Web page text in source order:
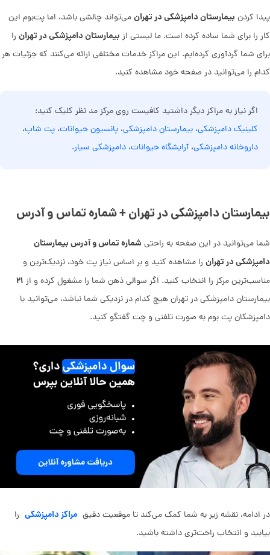
پیدا کردن بیمارستان دامپزشکی در تهرانمی‌تواند چالشی باشد، اما پت‌بوم این
کار را برای شما ساده کرده است. ما لیستی از بیمارستان دامپزشکی در تهران را
برای شما گردآوری کرده‌ایم. این مراکز خدمات مختلفی ارائه می‌کنند که جزئیات هر
کدام را می‌توانید در صفحه خود مشاهده کنید.
اگر نیاز به مراکز دیگر داشتید کافیست روی مرکز مد نظر کلیک کنید:
کلینیک دامپزشکی، بیمارستان دامپزشکی، پانسیون حیوانات، پت شاپ،
داروخانه دامپزشکی، آرایشگاه حیوانات، دامپزشکی سیار.
بیمارستان دامپزشکی در تهران + شماره تماس و آدرس
شما می‌توانید در این صفحه به راحتی شماره تماس و آدرس بیمارستان
دامپزشکی در تهران را مشاهده کنید و بر اساس نیاز پت خود، نزدیک‌ترین و
مناسب‌ترین مرکز را انتخاب کنید. اگر سوالی ذهن شما را مشغول کرده و از ۲۱
بیمارستان دامپزشکی در تهران هیچ کدام در نزدیکی شما نباشد، می‌توانید با
دامپزشکان پت بوم به صورت تلفنی و چت گفتگو کنید.
در ادامه، نقشه زیر به شما کمک می‌کند تا موقعیت دقیق مراکز دامپزشکی را
بیابید و انتخاب راحت‌تری داشته باشید.